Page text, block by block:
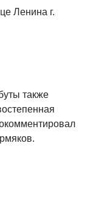
Ленина г.
также